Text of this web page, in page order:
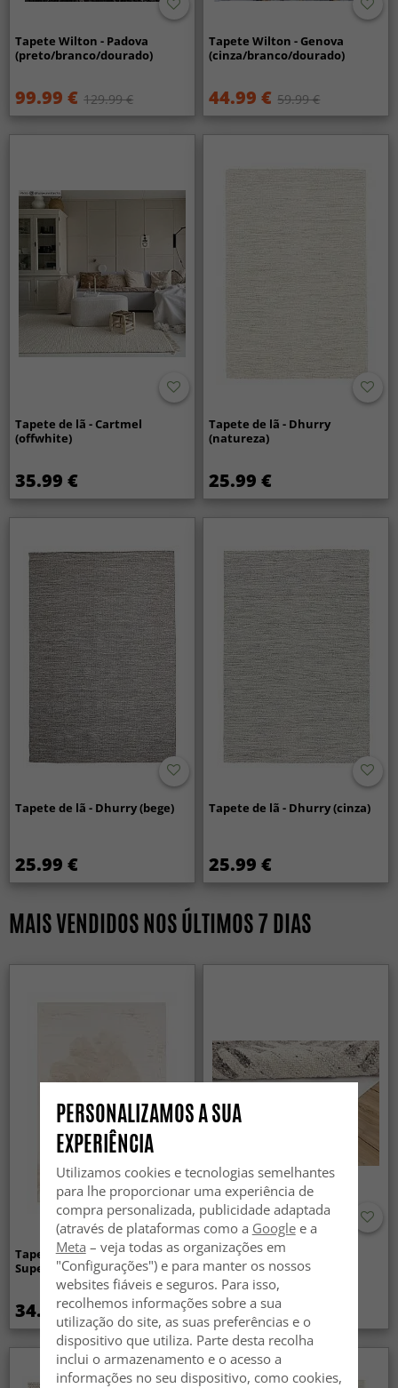
Tapete Wilton - Padova
(preto/branco/dourado)
99.99 € 129.99 €
Tapete Wilton - Genova
(cinza/branco/dourado)
44.99 € 59.99 €
Tapete de lã - Cartmel
(offwhite)
35.99 €
Tapete de lã - Dhurry
(natureza)
25.99 €
Tapete de lã - Dhurry (bege)
25.99 €
Tapete de lã - Dhurry (cinza)
25.99 €
MAIS VENDIDOS NOS ÚLTIMOS 7 DIAS
Tapetes felpudos - Aranga
Super Soft Fur (bege)
34.99 €
Anti-slip/Halkskydd
14.99 €
PERSONALIZAMOS A SUA
EXPERIÊNCIA
Utilizamos cookies e tecnologias semelhantes
para lhe proporcionar uma experiência de
compra personalizada, publicidade adaptada
(através de plataformas como a Googlee a
Meta – veja todas as organizações em
"Configurações") e para manter os nossos
websites fiáveis e seguros. Para isso,
recolhemos informações sobre a sua
utilização do site, as suas preferências e o
dispositivo que utiliza. Parte desta recolha
inclui o armazenamento e o acesso a
informações no seu dispositivo, como cookies,